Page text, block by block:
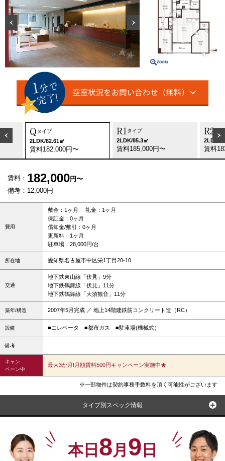
Qタイプ
2LDK/82.61㎡
賃料182,000円〜
R1 タイプ
2LDK/85.3㎡
賃料185,000円〜
R2
2LDK/
賃料
賃料： 182,000円〜
備考：12,000円
費用
敷金：1ヶ月 礼金：1ヶ月
保証金：0ヶ月
償却金/敷引：0ヶ月
更新料：1ヶ月
駐車場：28,000円/台
所在地 愛知県名古屋市中区栄1丁目20-10
交通
地下鉄東山線「伏見」9分
地下鉄鶴舞線「伏見」11分
地下鉄鶴舞線「大須観音」11分
築年/構造 2007年5月完成 ／ 地上14階建鉄筋コンクリート造（RC）
設備 ■エレベータ ■都市ガス ■駐車場(機械式）
備考
キャン
ペーン中
最大3か月!月額賃料500円キャンペーン実施中★
※一部物件は契約事務手数料を頂く可能性がございます
タイプ別スペック情報
本日 8月 9 日